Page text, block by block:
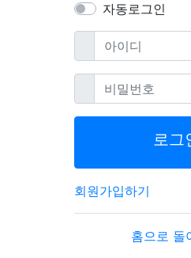
자동로그인
아이디필수
비밀번호필수
로그
회원가입하기
홈으로 돌